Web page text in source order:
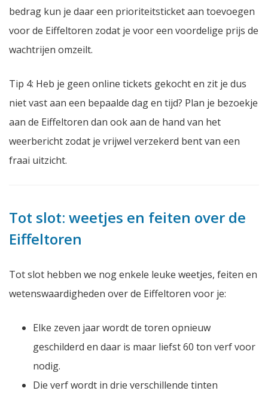
bedrag kun je daar een prioriteitsticket aan toevoegen
voor de Eiffeltoren zodat je voor een voordelige prijs de
wachtrijen omzeilt.
Tip 4: Heb je geen online tickets gekocht en zit je dus
niet vast aan een bepaalde dag en tijd? Plan je bezoekje
aan de Eiffeltoren dan ook aan de hand van het
weerbericht zodat je vrijwel verzekerd bent van een
fraai uitzicht.
Tot slot: weetjes en feiten over de
Eiffeltoren
Tot slot hebben we nog enkele leuke weetjes, feiten en
wetenswaardigheden over de Eiffeltoren voor je:
Elke zeven jaar wordt de toren opnieuw
geschilderd en daar is maar liefst 60 ton verf voor
nodig.
Die verf wordt in drie verschillende tinten